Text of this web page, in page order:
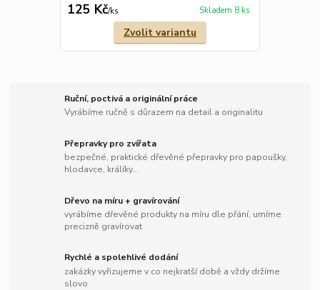
125 Kč/ks Skladem 8 ks
Zvolit variantu
Ruční, poctivá a originální práce
Vyrábíme ručně s důrazem na detail a originalitu
Přepravky pro zvířata
bezpečné, praktické dřevěné přepravky pro papoušky,
hlodavce, králíky...
Dřevo na míru + gravírování
vyrábíme dřevěné produkty na míru dle přání, umíme
precizně gravírovat
Rychlé a spolehlivé dodání
zakázky vyřizujeme v co nejkratší době a vždy držíme
slovo